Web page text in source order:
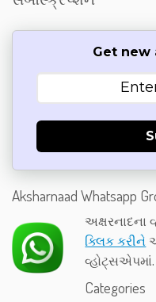
Get new
Aksharnaad Whatsapp
ક્લિક કરીને
વ્હોટ્સએપમાં.
Categories